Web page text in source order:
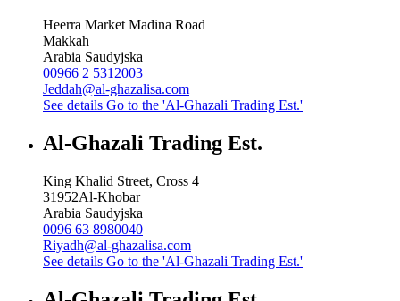
Heerra Market Madina Road
Makkah
Arabia Saudyjska
00966 2 5312003
Jeddah@al-ghazalisa.com
See details Go to the 'Al-Ghazali Trading Est.'
Al-Ghazali Trading Est.
King Khalid Street, Cross 4
31952Al-Khobar
Arabia Saudyjska
0096 63 8980040
Riyadh@al-ghazalisa.com
See details Go to the 'Al-Ghazali Trading Est.'